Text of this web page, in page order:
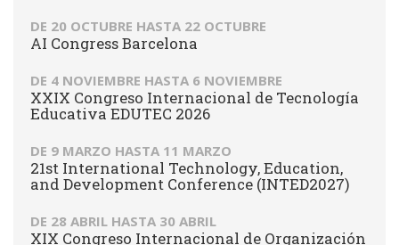
DE 20 OCTUBRE HASTA 22 OCTUBRE
AI Congress Barcelona
DE 4 NOVIEMBRE HASTA 6 NOVIEMBRE
XXIX Congreso Internacional de Tecnología
Educativa EDUTEC 2026
DE 9 MARZO HASTA 11 MARZO
21st International Technology, Education,
and Development Conference (INTED2027)
DE 28 ABRIL HASTA 30 ABRIL
XIX Congreso Internacional de Organización